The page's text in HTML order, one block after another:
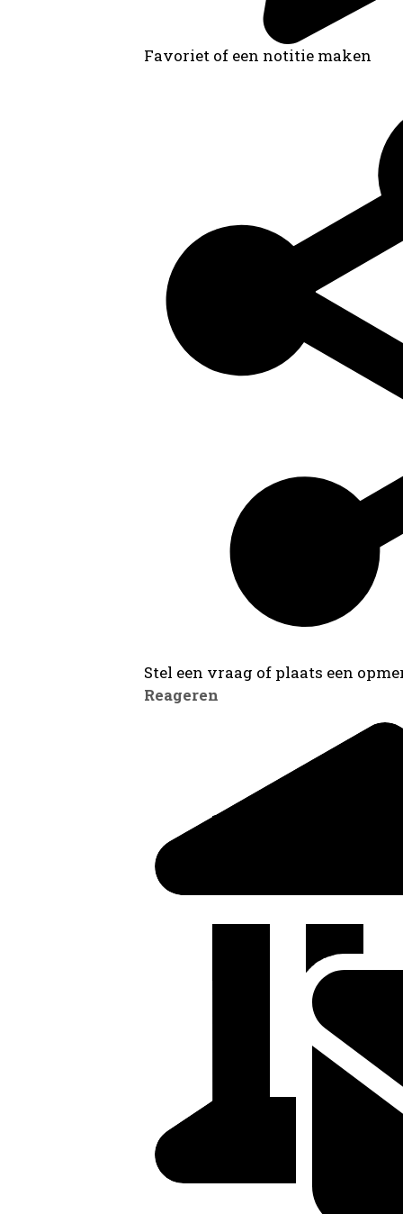
Favoriet of een notitie maken
Stel een vraag of plaats een
Reageren